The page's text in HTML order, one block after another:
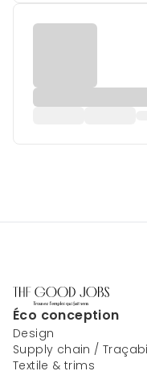
Éco conception
Design
Supply chain /
Textile & trims